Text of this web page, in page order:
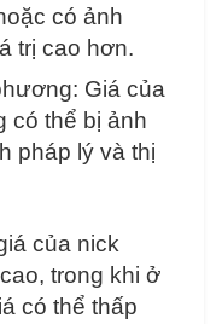
có ảnh
trị cao hơn.
Giá của
có thể bị ảnh
pháp lý và thị
của nick
trong khi ở
có thể thấp